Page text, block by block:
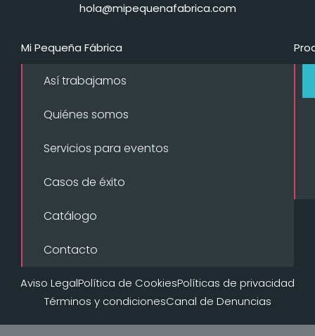
hola@mipequenafabrica.com
Mi Pequeña Fábrica
Así trabajamos
Quiénes somos
Servicios para eventos
Casos de éxito
Catálogo
Contacto
Aviso LegalPolítica de CookiesPolíticas de privacidad
Términos y condicionesCanal de Denuncias